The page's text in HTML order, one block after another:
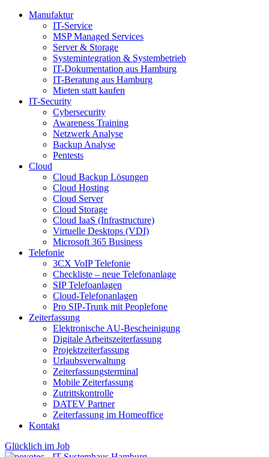
Manufaktur
IT-Service
MSP Managed Services
Server & Storage
Systemintegration & Systembetrieb
IT-Dokumentation aus Hamburg
IT-Beratung aus Hamburg
Mieten statt kaufen
IT-Security
Cybersecurity
Awareness Training
Netzwerk Analyse
Backup Analyse
Pentests
Cloud
Cloud Backup Lösungen
Cloud Hosting
Cloud Server
Cloud Storage
Cloud IaaS (Infrastructure)
Virtuelle Desktops (VDI)
Microsoft 365 Business
Telefonie
3CX VoIP Telefonie
Checkliste – neue Telefonanlage
SIP Telefoanlagen
Cloud-Telefonanlagen
Pro SIP-Trunk mit Peoplefone
Zeiterfassung
Elektronische AU-Bescheinigung
Digitale Arbeitszeiterfassung
Projektzeiterfassung
Urlaubsverwaltung
Zeiterfassungsterminal
Mobile Zeiterfassung
Zutrittskontrolle
DATEV Partner
Zeiterfassung im Homeoffice
Kontakt
Glücklich im Job